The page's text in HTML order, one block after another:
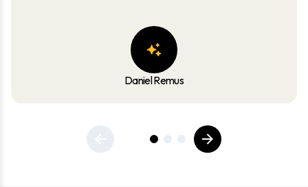
Daniel Remus